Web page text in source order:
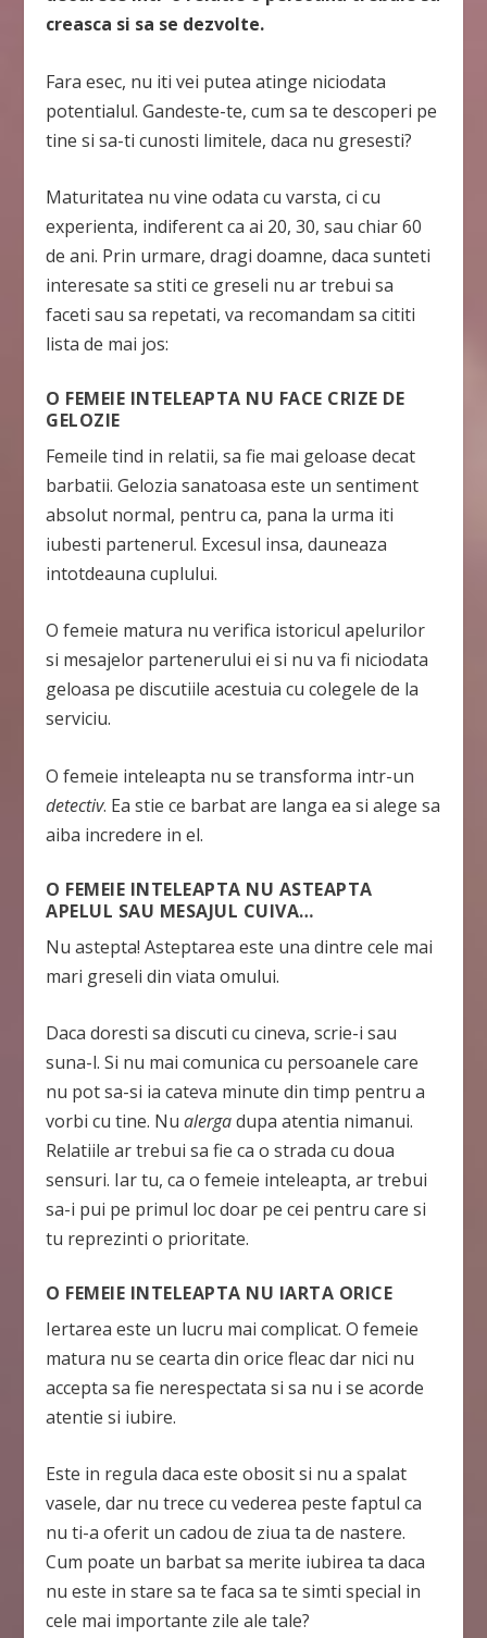
creasca si sa se dezvolte.
Fara esec, nu iti vei putea atinge niciodata
potentialul. Gandeste-te, cum sa te descoperi pe
tine si sa-ti cunosti limitele, daca nu gresesti?
Maturitatea nu vine odata cu varsta, ci cu
experienta, indiferent ca ai 20, 30, sau chiar 60
de ani. Prin urmare, dragi doamne, daca sunteti
interesate sa stiti ce greseli nu ar trebui sa
faceti sau sa repetati, va recomandam sa cititi
lista de mai jos:
O FEMEIE INTELEAPTA NU FACE CRIZE DE
GELOZIE
Femeile tind in relatii, sa fie mai geloase decat
barbatii. Gelozia sanatoasa este un sentiment
absolut normal, pentru ca, pana la urma iti
iubesti partenerul. Excesul insa, dauneaza
intotdeauna cuplului.
O femeie matura nu verifica istoricul apelurilor
si mesajelor partenerului ei si nu va fi niciodata
geloasa pe discutiile acestuia cu colegele de la
serviciu.
O femeie inteleapta nu se transforma intr-un
detectiv. Ea stie ce barbat are langa ea si alege sa
aiba incredere in el.
O FEMEIE INTELEAPTA NU ASTEAPTA
APELUL SAU MESAJUL CUIVA…
Nu astepta! Asteptarea este una dintre cele mai
mari greseli din viata omului.
Daca doresti sa discuti cu cineva, scrie-i sau
suna-l. Si nu mai comunica cu persoanele care
nu pot sa-si ia cateva minute din timp pentru a
vorbi cu tine. Nualergadupa atentia nimanui.
Relatiile ar trebui sa fie ca o strada cu doua
sensuri. Iar tu, ca o femeie inteleapta, ar trebui
sa-i pui pe primul loc doar pe cei pentru care si
tu reprezinti o prioritate.
O FEMEIE INTELEAPTA NU IARTA ORICE
Iertarea este un lucru mai complicat. O femeie
matura nu se cearta din orice fleac dar nici nu
accepta sa fie nerespectata si sa nu i se acorde
atentie si iubire.
Este in regula daca este obosit si nu a spalat
vasele, dar nu trece cu vederea peste faptul ca
nu ti-a oferit un cadou de ziua ta de nastere.
Cum poate un barbat sa merite iubirea ta daca
nu este in stare sa te faca sa te simti special in
cele mai importante zile ale tale?